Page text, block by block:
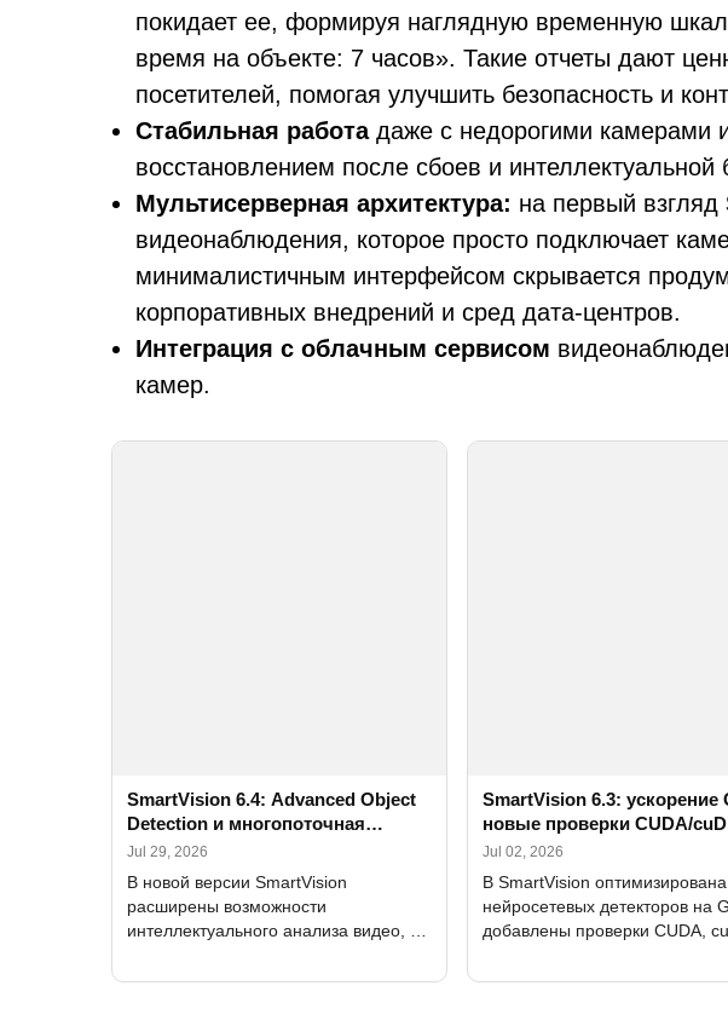
покидает ее, формируя наглядную временную
время на объекте: 7 часов». Такие отчеты дают
посетителей, помогая улучшить безопасность и
Стабильная работадаже с недорогими камерами
восстановлением после сбоев и интеллектуальной
Мультисерверная архитектура: на первый взгляд
видеонаблюдения, которое просто подключает
минималистичным интерфейсом скрывается
корпоративных внедрений и сред дата-центров.
Интеграция с облачным сервисом
камер.
SmartVision 6.4: Advanced Object
Detection и многопоточная
обработка на GPU
Jul 29, 2026
В новой версии SmartVision
расширены возможности
интеллектуального анализа видео, а
потоков с большого количества камер
SmartVision 6.3: ускорение
новые проверки CUDA/
улучшенные Alerts
Jul 02, 2026
В SmartVision
нейросетевых детекторов на
добавлены проверки CUDA,
интерфейс и настройки FPS